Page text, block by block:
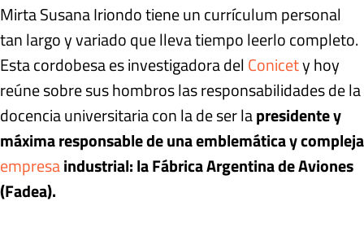
Mirta Susana Iriondo tiene un currículum personal
tan largo y variado que lleva tiempo leerlo completo.
Esta cordobesa es investigadora del Conicety hoy
reúne sobre sus hombros las responsabilidades de la
docencia universitaria con la de ser lapresidente y
máxima responsable de una emblemática y compleja
empresaindustrial: la Fábrica Argentina de Aviones
(Fadea).